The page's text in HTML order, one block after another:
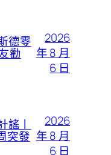
德零
勸
2026
年 8 月
6 日
謠丨
突發
2026
年 8 月
6 日